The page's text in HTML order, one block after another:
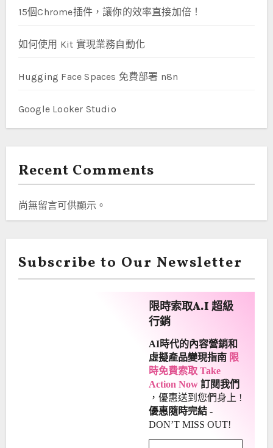
15個Chrome插件，讓你的效率直接加倍！
如何使用 Kit 實現業務自動化
Hugging Face Spaces 免費部署 n8n
Google Looker Studio
Recent Comments
尚無留言可供顯示。
Subscribe to Our Newsletter
限時索取A.I 超級
行銷
AI時代的內容營銷和
虛擬產品變現指南 限
時免費索取 Take
Action Now 訂閱我們
，優惠送到您們身上 !
優惠隨時完結 -
DON’T MISS OUT!